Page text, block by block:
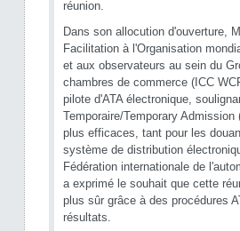
réunion.
Dans son allocution d'ouverture,
Facilitation à l'Organisation
et aux observateurs au sein du
chambres de commerce (ICC
pilote d'ATA électronique,
Temporaire/Temporary
plus efficaces, tant pour les
système de distribution
Fédération internationale de
a exprimé le souhait que cette
plus sûr grâce à des procédures
résultats.